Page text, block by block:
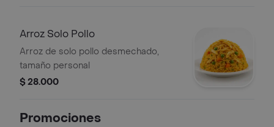
Arroz Solo Pollo
Arroz de solo pollo desmechado,
tamaño personal
$ 28.000
Promociones